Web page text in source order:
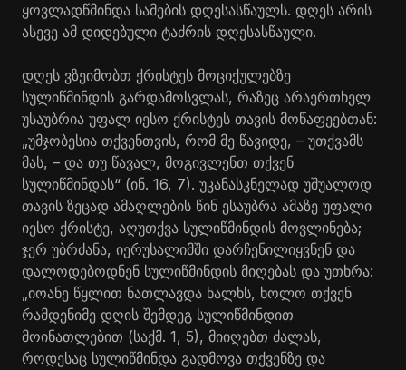
ყოვლადწმინდა სამების დღესასწაულს. დღეს არის
ასევე ამ დიდებული ტაძრის დღესასწაული.
დღეს ვზეიმობთ ქრისტეს მოციქულებზე
სულიწმინდის გარდამოსვლას, რაზეც არაერთხელ
უსაუბრია უფალ იესო ქრისტეს თავის მოწაფეებთან:
„უმჯობესია თქვენთვის, რომ მე წავიდე, – უთქვამს
მას, – და თუ წავალ, მოგივლენთ თქვენ
სულიწმინდას“ (ინ. 16, 7). უკანასკნელად უშუალოდ
თავის ზეცად ამაღლების წინ ესაუბრა ამაზე უფალი
იესო ქრისტე, აღუთქვა სულიწმინდის მოვლინება;
ჯერ უბრძანა, იერუსალიმში დარჩენილიყვნენ და
დალოდებოდნენ სულიწმინდის მიღებას და უთხრა:
„იოანე წყლით ნათლავდა ხალხს, ხოლო თქვენ
რამდენიმე დღის შემდეგ სულიწმინდით
მოინათლებით (საქმ. 1, 5), მიიღებთ ძალას,
როდესაც სულიწმინდა გადმოვა თქვენზე და